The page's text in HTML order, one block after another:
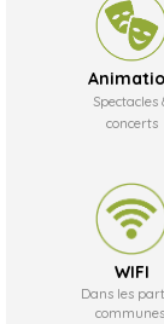
Spectacles
concerts
WIFI
Dans les
communes